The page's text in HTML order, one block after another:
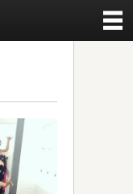
Esports